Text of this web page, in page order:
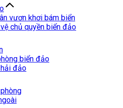
vươn khơi bám biển
chủ quyền biển đảo
biển đảo
đảo